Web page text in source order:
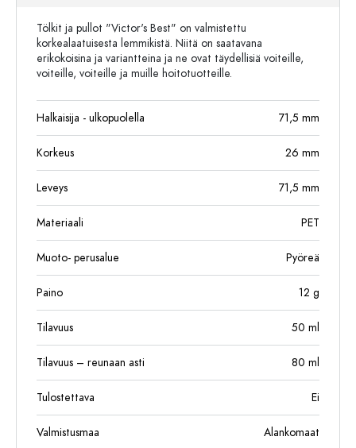
Tölkit ja pullot "Victor's Best" on valmistettu
korkealaatuisesta lemmikistä. Niitä on saatavana
erikokoisina ja variantteina ja ne ovat täydellisiä voiteille,
voiteille, voiteille ja muille hoitotuotteille.
Halkaisija - ulkopuolella 71,5 mm
Korkeus 26 mm
Leveys 71,5 mm
Materiaali PET
Muoto- perusalue Pyöreä
Paino 12 g
Tilavuus 50 ml
Tilavuus – reunaan asti 80 ml
Tulostettava Ei
Valmistusmaa Alankomaat